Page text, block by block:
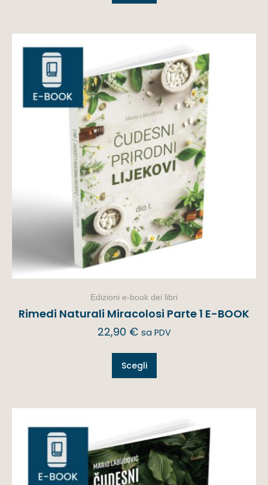
Edizioni e-book dei libri
Rimedi Naturali Miracolosi Parte 1 E-BOOK
22,90 € sa PDV
Scegli